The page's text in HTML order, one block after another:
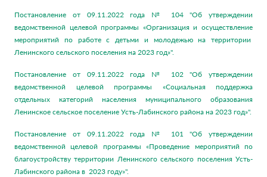
Постановление от 09.11.2022 года № 104 "Об утверждении
ведомственной целевой программы «Организация и осуществление
мероприятий по работе с детьми и молодежью на территории
Ленинского сельского поселения на 2023 год»".
Постановление от 09.11.2022 года № 102 "Об утверждении
ведомственной целевой программы «Социальная поддержка
отдельных категорий населения муниципального образования
Ленинское сельское поселение Усть-Лабинского района на 2023 год»".
Постановление от 09.11.2022 года № 101 "Об утверждении
ведомственной целевой программы «Проведение мероприятий по
благоустройству территории Ленинского сельского поселения Усть-
Лабинского района в 2023 году»".